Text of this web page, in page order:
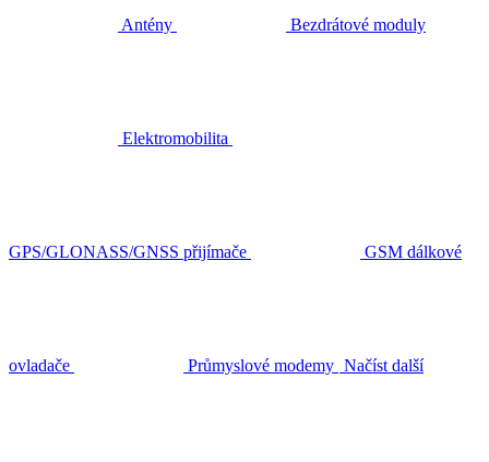
Antény Bezdrátové moduly
Elektromobilita
GPS/GLONASS/GNSS přijímače GSM dálkové
ovladače Průmyslové modemy Načíst další